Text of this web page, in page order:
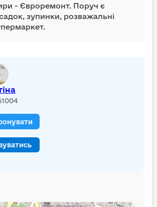
- Євроремонт. Поруч є
зупинки, розважальні